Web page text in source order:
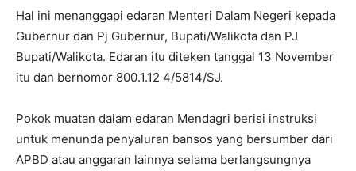
Hal ini menanggapi edaran Menteri Dalam Negeri kepada
Gubernur dan Pj Gubernur, Bupati/Walikota dan PJ
Bupati/Walikota. Edaran itu diteken tanggal 13 November
itu dan bernomor 800.1.12 4/5814/SJ.
Pokok muatan dalam edaran Mendagri berisi instruksi
untuk menunda penyaluran bansos yang bersumber dari
APBD atau anggaran lainnya selama berlangsungnya